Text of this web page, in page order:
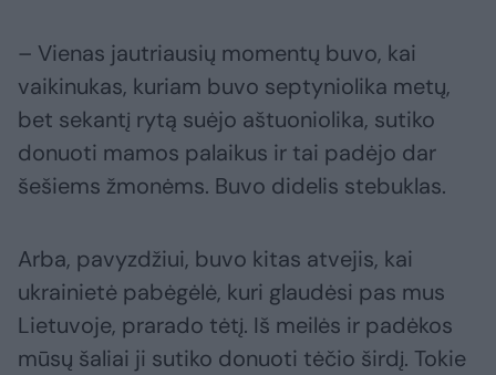
– Vienas jautriausių momentų buvo, kai
vaikinukas, kuriam buvo septyniolika metų,
bet sekantį rytą suėjo aštuoniolika, sutiko
donuoti mamos palaikus ir tai padėjo dar
šešiems žmonėms. Buvo didelis stebuklas.
Arba, pavyzdžiui, buvo kitas atvejis, kai
ukrainietė pabėgėlė, kuri glaudėsi pas mus
Lietuvoje, prarado tėtį. Iš meilės ir padėkos
mūsų šaliai ji sutiko donuoti tėčio širdį. Tokie